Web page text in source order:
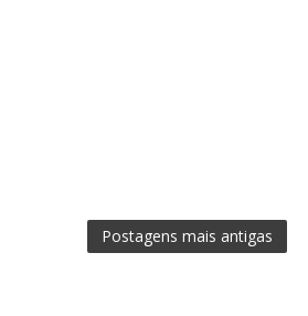
Postagens mais antigas